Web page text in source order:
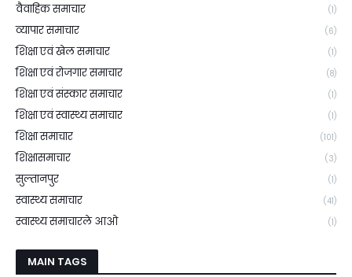
वैवाहिक समाचार (1)
व्यापार समाचार (6)
शिक्षा एवं खेल समाचार (1)
शिक्षा एवं रोजगार समाचार (8)
शिक्षा एवं संस्कार समाचार (1)
शिक्षा एवं स्वास्थ्य समाचार (1)
शिक्षा समाचार (101)
शिक्षासमाचार (3)
सुल्तानपुर (1)
स्वास्थ्य समाचार (41)
स्वास्थ्य समाचारले आओ (1)
MAIN TAGS